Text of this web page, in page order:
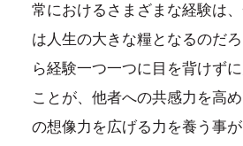
常におけるさまざまな経験は
は人生の大きな糧となるのだ
ら経験一つ一つに目を背けず
ことが、他者への共感力を高
の想像力を広げる力を養う事